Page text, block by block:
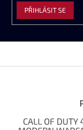
PŘIHLÁSIT SE
CALL OF DUTY